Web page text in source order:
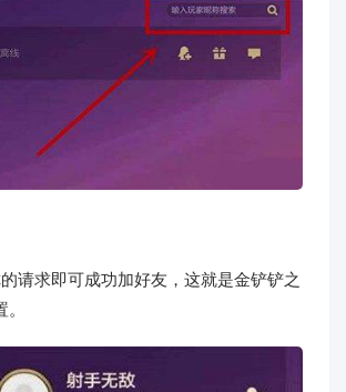
请求即可成功加好友，这就是金铲铲之